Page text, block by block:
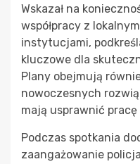
Wskazał na
współpracy z
instytucjami,
kluczowe dla
Plany obejmują
nowoczesnych
mają usprawnić
Podczas spotkania
zaangażowanie